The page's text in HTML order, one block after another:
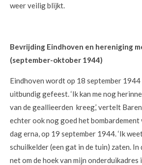
weer veilig blijkt.
Bevrijding Eindhoven en hereniging
(september-oktober 1944)
Eindhoven wordt op 18 september
uitbundig gefeest. ‘Ik kan me nog
van de geallieerden kreeg,’ vertelt
echter ook nog goed het bombardement
dag erna, op 19 september 1944. ‘Ik
schuilkelder (een gat in de tuin) zaten. In
net om de hoek van mijn onderduikadres